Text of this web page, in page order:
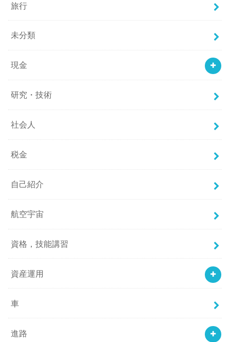
旅行
未分類
現金
研究・技術
社会人
税金
自己紹介
航空宇宙
資格，技能講習
資産運用
車
進路